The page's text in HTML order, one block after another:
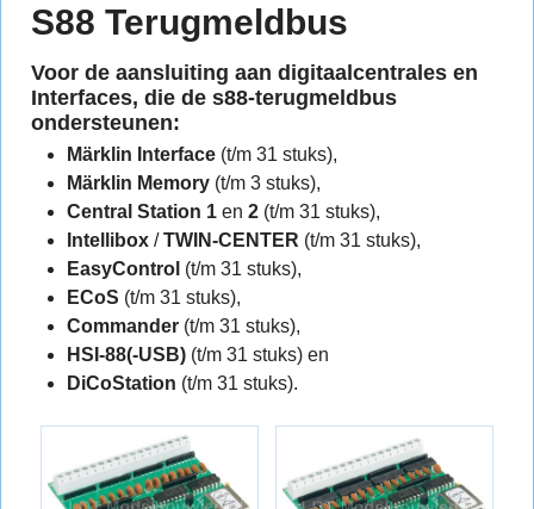
S88 Terugmeldbus
Voor de aansluiting aan digitaalcentrales en
Interfaces, die de s88-terugmeldbus
ondersteunen:
Märklin Interface (t/m 31 stuks),
Märklin Memory (t/m 3 stuks),
Central Station 1 en 2 (t/m 31 stuks),
Intellibox /TWIN-CENTER (t/m 31 stuks),
EasyControl (t/m 31 stuks),
ECoS (t/m 31 stuks),
Commander (t/m 31 stuks),
HSI-88(-USB) (t/m 31 stuks) en
DiCoStation (t/m 31 stuks).